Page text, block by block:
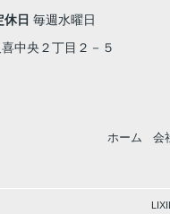
休日 毎週水曜日
中央２丁目２－５
ホーム 会